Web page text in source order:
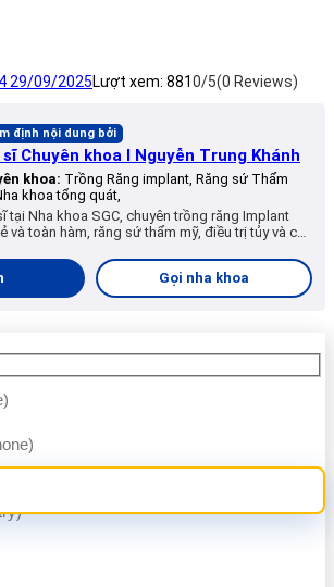
29/09/2025Lượt xem: 8810/5(0 Reviews)
định nội dung bởi
sĩ Chuyên khoa I Nguyễn Trung Khánh
khoa: Trồng Răng implant, Răng sứ Thẩm
khoa tổng quát,
tại Nha khoa SGC, chuyên trồng răng Implant
và toàn hàm, răng sứ thẩm mỹ, điều trị tủy và các
Gọi nha khoa